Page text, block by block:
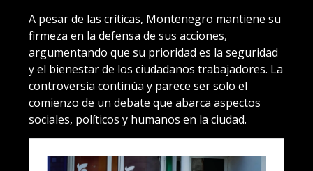
A pesar de las críticas, Montenegro mantiene su
firmeza en la defensa de sus acciones,
argumentando que su prioridad es la seguridad
y el bienestar de los ciudadanos trabajadores. La
controversia continúa y parece ser solo el
comienzo de un debate que abarca aspectos
sociales, políticos y humanos en la ciudad.